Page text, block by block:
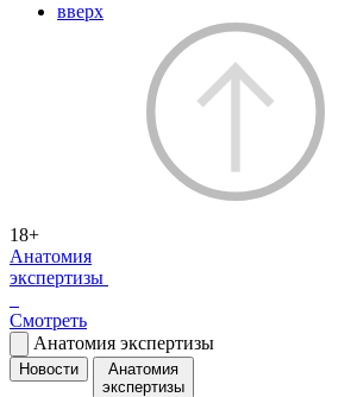
вверх
18+
Анатомия
экспертизы
Смотреть
Анатомия экспертизы
Новости
Анатомия
экспертизы